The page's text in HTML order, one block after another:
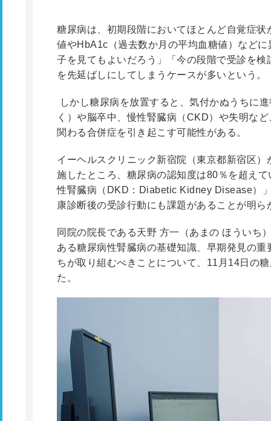
糖尿病は、初期段階においてほとんど自覚症
値やHbA1c（過去数か月の平均血糖値）など
子を見てもよいだろう」「今の段階で受診を
を先延ばしにしてしまうケースが多いという。
しかし糖尿病を放置すると、気付かぬうちに
く）や脳卒中、慢性腎臓病（CKD）や失明な
関わる合併症を引き起こす可能性がある。
イーヘルスクリニック新宿院（東京都新宿区
施したところ、糖尿病の認知度は80％を超え
性腎臓病（DKD：Diabetic Kidney Disease）
康診断後の受診行動にも課題があることが明ら
同院の院長である天野 方一（あまの ほういち
ある糖尿病性腎臓病の基礎知識、早期発見の
ちが取り組むべきことについて、11月14日の
た。